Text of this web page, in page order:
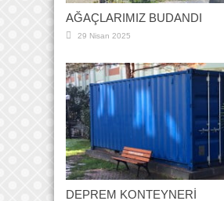
AĞAÇLARIMIZ BUDANDI
29 Nisan 2025
DEPREM KONTEYNERİ